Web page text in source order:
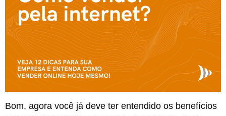
Bom, agora você já deve ter entendido os benefícios